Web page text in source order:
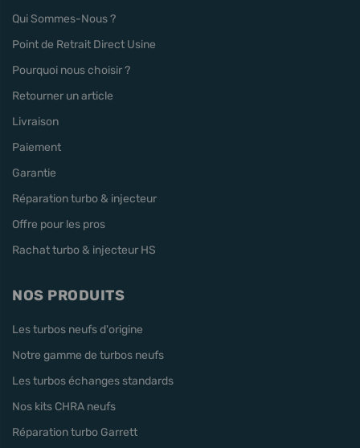
Qui Sommes-Nous ?
Point de Retrait Direct Usine
Pourquoi nous choisir ?
Retourner un article
Livraison
Paiement
Garantie
Réparation turbo & injecteur
Offre pour les pros
Rachat turbo & injecteur HS
NOS PRODUITS
Les turbos neufs d'origine
Notre gamme de turbos neufs
Les turbos échanges standards
Nos kits CHRA neufs
Réparation turbo Garrett